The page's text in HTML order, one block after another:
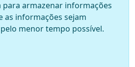
para armazenar informações
as informações sejam
menor tempo possível.